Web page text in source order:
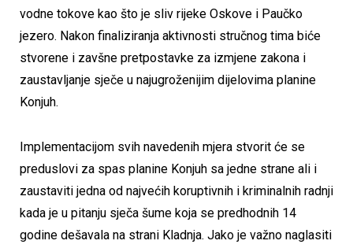
vodne tokove kao što je sliv rijeke Oskove i Paučko
jezero. Nakon finaliziranja aktivnosti stručnog tima biće
stvorene i zavšne pretpostavke za izmjene zakona i
zaustavljanje sječe u najugroženijim dijelovima planine
Konjuh.
Implementacijom svih navedenih mjera stvorit će se
preduslovi za spas planine Konjuh sa jedne strane ali i
zaustaviti jedna od najvećih koruptivnih i kriminalnih radnji
kada je u pitanju sječa šume koja se predhodnih 14
godine dešavala na strani Kladnja. Jako je važno naglasiti